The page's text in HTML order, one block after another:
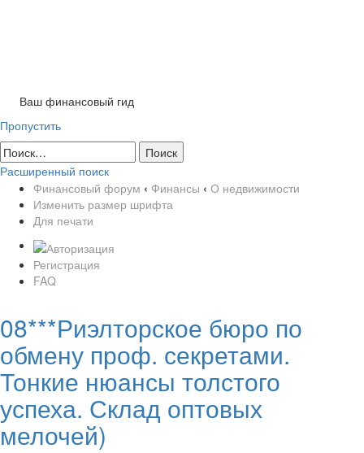
Ваш финансовый гид
Пропустить
Расширенный поиск
Финансовый форум ‹ Финансы ‹ О недвижимости
Изменить размер шрифта
Для печати
Регистрация
FAQ
08***Риэлторское бюро по
обмену проф. секретами.
Тонкие нюансы толстого
успеха. Склад оптовых
мелочей)